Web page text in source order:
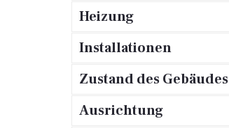
Heizung
Installationen
Zustand des Gebäudes
Ausrichtung